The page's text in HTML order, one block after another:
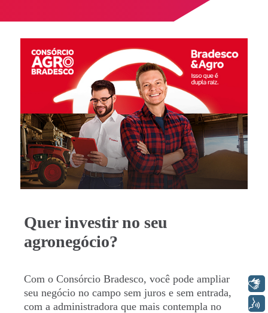
Quer investir no seu
agronegócio?
Com o Consórcio Bradesco, você pode ampliar
seu negócio no campo sem juros e sem entrada,
com a administradora que mais contempla no
Libras
Voz